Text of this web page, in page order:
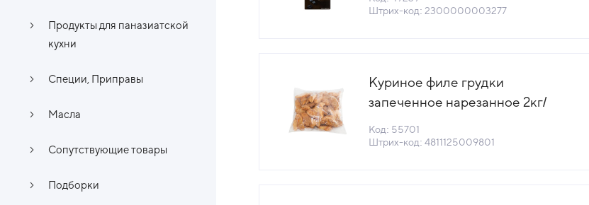
(189203) (КОД 49239) (0°С)
Штрих-код: 2300000003277
Куриное филе грудки
запеченное нарезанное 2кг/
Беларусь (КОД 55701) (-18°С)
Код: 55701
Штрих-код: 4811125009801
Продукты для паназиатской
кухни
Специи, Приправы
Масла
Сопутствующие товары
Подборки